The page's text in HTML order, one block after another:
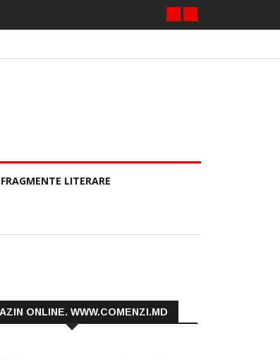
FRAGMENTE LITERARE
ONLINE. WWW.COMENZI.MD